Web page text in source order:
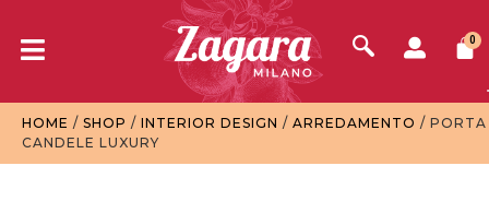
0
HOME / SHOP / INTERIOR DESIGN / ARREDAMENTO / PORTA
CANDELE LUXURY